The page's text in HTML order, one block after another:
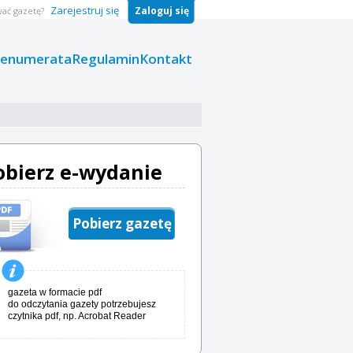
RegulaminKontakt
gazetę? Zarejestruj się Zaloguj się
e-wydanie
Pobierz gazetę
gazeta w formacie pdf
do odczytania gazety potrzebujesz
czytnika pdf, np. Acrobat Reader